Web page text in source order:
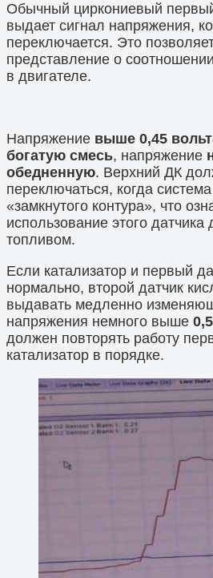
Обычный циркониевый
выдает сигнал напряжения,
переключается. Это
представление о
в двигателе.
Напряжение выше 0,45
богатую смесь, напряжение
обедненную. Верхний ДК
переключаться, когда
«замкнутого контура», что
использование этого
топливом.
Если катализатор и первый
нормально, второй датчик
выдавать медленно
напряжения немного выше
должен повторять работу
катализатор в порядке.